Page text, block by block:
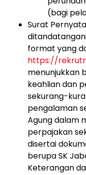
(bagi
Surat
format yang
https://
menunjukkan
keahliandan
sekurang-
pengalaman
Agungdalam
perpajakan
disertaid
berupaSKJ
Keterangan